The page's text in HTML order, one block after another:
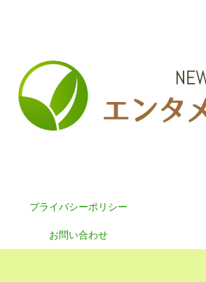
プライバシーポリシー
お問い合わせ